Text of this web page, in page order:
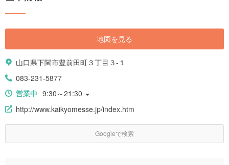
地図を見る
山口県下関市豊前田町３丁目３-１
083-231-5877
営業中 9:30～21:30
http://www.kaikyomesse.jp/index.htm
Googleで検索